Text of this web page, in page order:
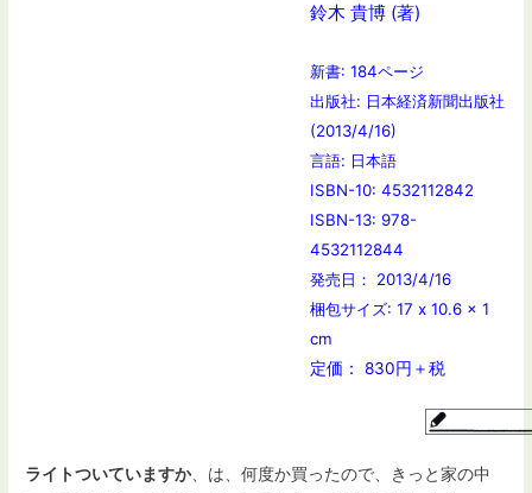
鈴木 貴博 (著)
新書: 184ページ
出版社: 日本経済新聞出版社
(2013/4/16)
言語: 日本語
ISBN-10: 4532112842
ISBN-13: 978-
4532112844
発売日： 2013/4/16
梱包サイズ: 17 x 10.6 x 1
cm
定価： 830円＋税
ライトついていますか、は、何度か買ったので、きっと家の中